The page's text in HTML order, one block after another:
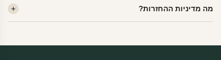
14:00 — יצאו באותו יום.
מה מדיניות ההחזרות?